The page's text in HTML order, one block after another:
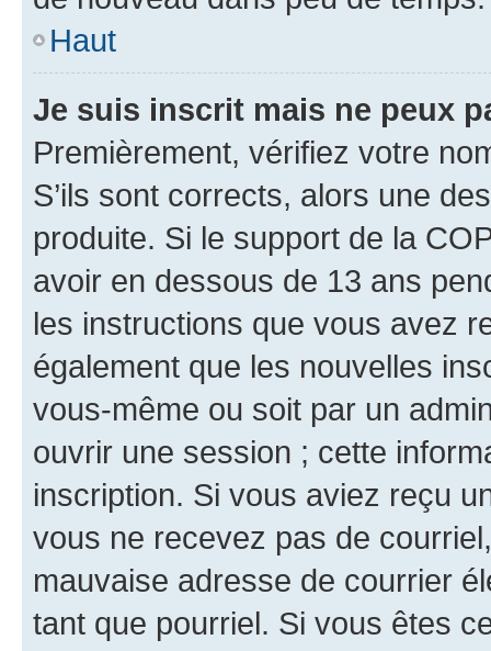
Haut
Je suis inscrit mais ne peux
Premièrement, vérifiez votre
S’ils sont corrects, alors une
produite. Si le support de la
avoir en dessous de 13 ans
les instructions que vous avez
également que les nouvelles
vous-même ou soit par un
ouvrir une session ; cette
inscription. Si vous aviez reçu
vous ne recevez pas de
mauvaise adresse de courrier
tant que pourriel. Si vous êtes